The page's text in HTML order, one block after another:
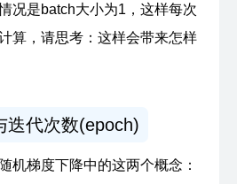
况是batch大小为1，这样每次
算，请思考：这样会带来怎样
迭代次数(epoch)
机梯度下降中的这两个概念：